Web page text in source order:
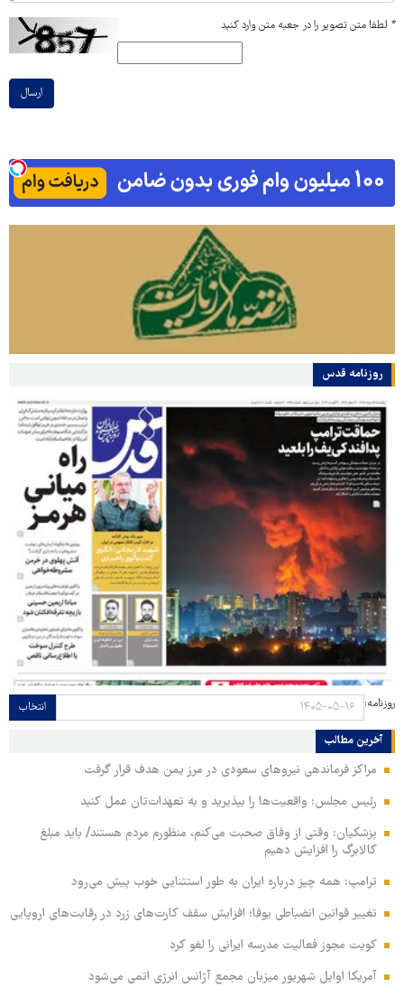
* لطفا متن تصویر را در جعبه متن وارد کنید
ارسال
روزنامه قدس
روزنامه: انتخاب
آخرین مطالب
مراکز فرماندهی نیروهای سعودی در مرز یمن هدف قرار گرفت
رئیس مجلس: واقعیت‌ها را بپذیرید و به تعهدات‌تان عمل کنید
پزشکیان: وقتی از وفاق صحبت می‌کنم، منظورم مردم هستند/ باید مبلغ
کالابرگ را افزایش دهیم
ترامپ: همه چیز درباره ایران به طور استثنایی خوب پیش می‌رود
تغییر قوانین انضباطی یوفا؛ افزایش سقف کارت‌های زرد در رقابت‌های اروپایی
کویت مجوز فعالیت مدرسه ایرانی را لغو کرد
آمریکا اوایل شهریور میزبان مجمع آژانس انرژی اتمی می‌شود